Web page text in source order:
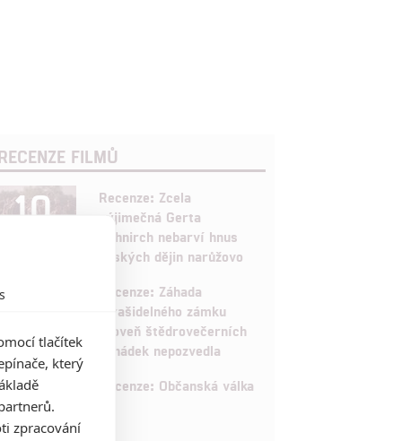
FILMŮ
10
Recenze: Zcela
výjimečná Gerta
Schnirch nebarví hnus
českých dějin narůžovo
Recenze: Záhada
strašidelného zámku
úroveň štědrovečerních
pohádek nepozvedla
8 Recenze: Občanská válka
tlačítek
který
zpracování